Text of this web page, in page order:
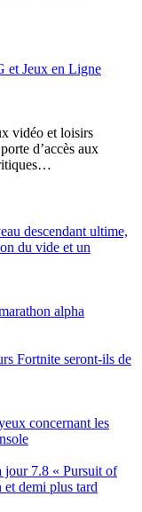
et Jeux en Ligne
vidéo et loisirs
d’accès aux
descendant ultime,
du vide et un
alpha
Fortnite seront-ils de
concernant les
jour 7.8 « Pursuit of
demi plus tard